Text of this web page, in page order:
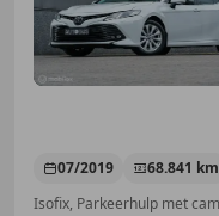
07/2019 68.841 km